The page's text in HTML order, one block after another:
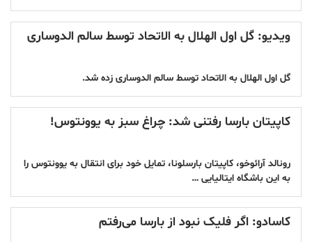
ویدیو: گل اول الهلال به الاتحاد توسط سالم الدوساری
گل اول الهلال به الاتحاد توسط سالم الدوساری زده شد.
کاپیتان بارسا رفتنی شد: چراغ سبز به یوونتوس!
رونالد آرائوخو، کاپیتان بارسلونا‌، تمایل خود برای انتقال به یوونتوس را
به این باشگاه ایتالیایی …
کاسادو: اگر فلیک نبود از بارسا می‌رفتم